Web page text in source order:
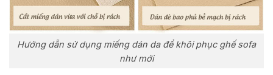
Hướng dẫn sử dụng miếng dán da để khôi phục ghế sofa
như mới